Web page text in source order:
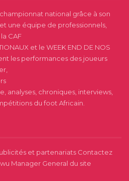
national grâce à son
une équipe de professionnels,
CAF
et le WEEK END DE NOS
les performances des joueurs
analyses, chroniques, interviews,
du foot Africain.
et partenariats Contactez
Manager General du site